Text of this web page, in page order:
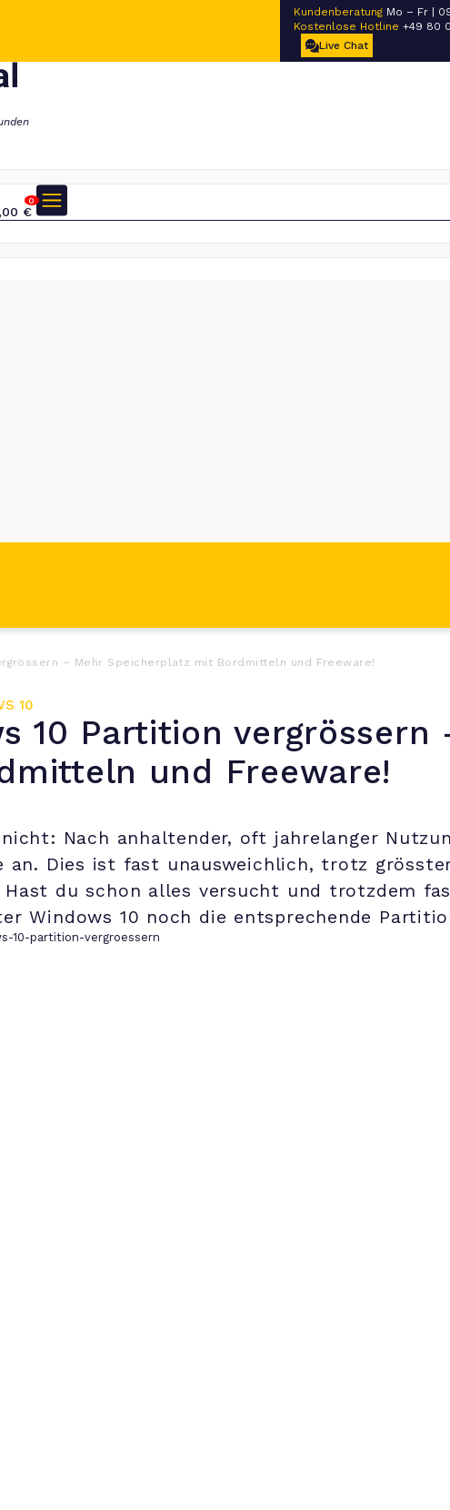
Kundenberatung Mo – Fr |
Kostenlose Hotline +49 80
Live Chat
0
€
– Mehr Speicherplatz mit Bordmitteln und Freeware!
10
10 Partition
und Freeware!
Nach anhaltender, oft jahrelanger
an. Dies ist fast unausweichlich, trotz
Hast du schon alles versucht und trotzdem
Windows 10 noch die entsprechende